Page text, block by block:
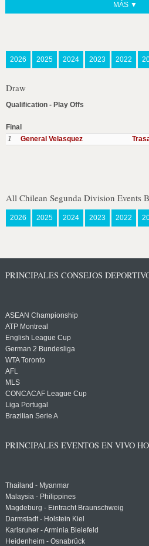
MÁS ▼
2026 2025 2024 2023 2022
Draw
Qualification - Play Offs
Final
1
General Velasquez
All Chilean Segunda Division Events
2026 2025 2024 2023 2022
PRINCIPALES CONSEJOS
ASEAN Championship
ATP Montreal
English League Cup
German 2 Bundesliga
WTA Toronto
AFL
MLS
CONCACAF League Cup
Liga Portugal
Brazilian Serie A
PRINCIPALES EVENTOS EN VIVO
Thailand - Myanmar
Malaysia - Philippines
Magdeburg - Eintracht Braunschweig
Darmstadt - Holstein Kiel
Karlsruher - Arminia Bielefeld
Heidenheim - Osnabrück